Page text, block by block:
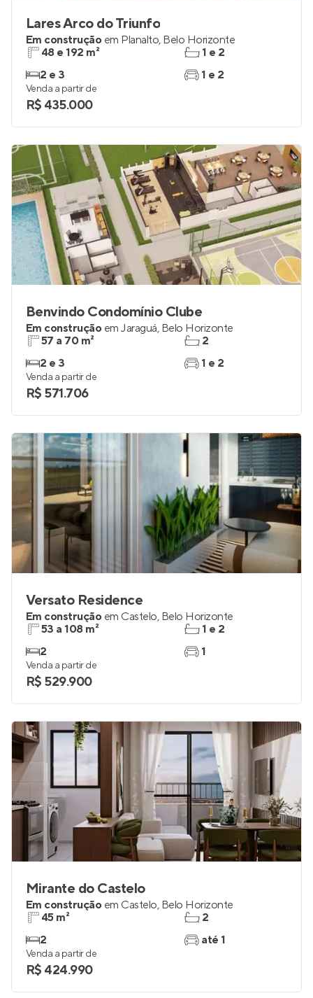
Lares Arco do Triunfo
Em construção em Planalto, Belo Horizonte
48 e 192 m²
2 e 3
1 e 2
1 e 2
Venda a partir de
R$ 435.000
Benvindo Condomínio Clube
Em construção em Jaraguá, Belo Horizonte
57 a 70 m²
2 e 3
2
1 e 2
Venda a partir de
R$ 571.706
Versato Residence
Em construção em Castelo, Belo Horizonte
53 a 108 m²
2
1 e 2
1
Venda a partir de
R$ 529.900
Mirante do Castelo
Em construção em Castelo, Belo Horizonte
45 m²
2
2
até 1
Venda a partir de
R$ 424.990